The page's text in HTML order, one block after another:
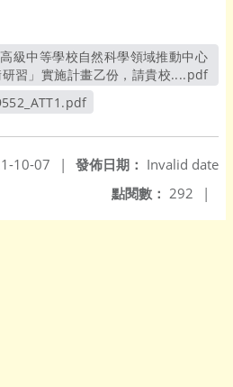
習」實施計畫乙份，請貴校....pdf另
發佈日期： Invalid date
10-07
|
點閱數： 292 |